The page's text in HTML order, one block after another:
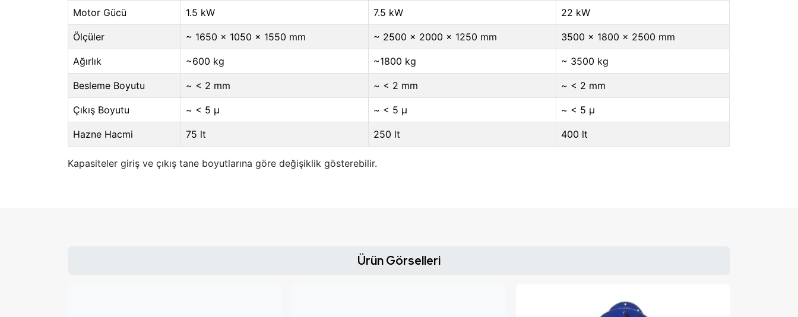
Motor Gücü 1.5 kW 7.5 kW 22 kW
Ölçüler ~ 1650 × 1050 × 1550 mm ~ 2500 × 2000 × 1250 mm 3500 × 1800 × 2500 mm
Ağırlık ~600 kg ~1800 kg ~ 3500 kg
Besleme Boyutu ~ < 2 mm ~ < 2 mm ~ < 2 mm
Çıkış Boyutu ~ < 5 μ ~ < 5 μ ~ < 5 μ
Hazne Hacmi 75 lt 250 lt 400 lt
Kapasiteler giriş ve çıkış tane boyutlarına göre değişiklik gösterebilir.
Ürün Görselleri